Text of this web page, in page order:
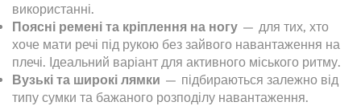
використанні.
Поясні ремені та кріплення на ногу — для тих, хто
хоче мати речі під рукою без зайвого навантаження на
плечі. Ідеальний варіант для активного міського ритму.
Вузькі та широкі лямки — підбираються залежно від
типу сумки та бажаного розподілу навантаження.